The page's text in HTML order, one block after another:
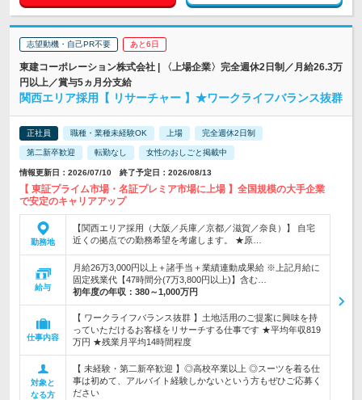
志望動機・自己PR不要 あと6日
東建コーポレーション株式会社 | 〈上場企業〉完全週休2日制／月給26.3万
円以上／賞与5ヵ月分支給
関西エリア採用【 リサーチャー 】★ワークライフバランス抜群
正社員 職種・業種未経験OK 上場 完全週休2日制
第二新卒歓迎 転勤なし 女性のおしごと掲載中
情報更新日：2026/07/10 終了予定日：2026/08/13
【 東証プライム市場・名証プレミア市場に上場 】全国規模の大手企業
で安定のキャリアアップ
勤務地
【関西エリア採用（大阪／兵庫／京都／滋賀／奈良）】 自宅
近くの拠点での勤務希望を考慮します。 ★原…
給与
月給26万3,000円以上＋諸手当＋業績連動成果給 ※上記月給に
固定残業代【47時間分(7万3,800円以上)】含む…
初年度の年収： 380～1,000万円
仕事内容
【 ワークライフバランス抜群 】土地活用のご提案に興味を持
っていただけるお客様をリサーチする仕事です ★平均年収819
万円 ★残業月平均14時間程度
対象と
なる方
【 未経験・第二新卒歓迎 】◎高校卒業以上 ◎スーツを着る仕
事は初めて、アルバイト経験しかないという方もぜひご応募く
ださい